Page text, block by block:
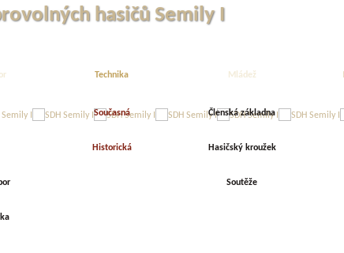
Technika
Současná
Historická
Mládež
Členská základna
Hasičský kroužek
Soutěže
hasičů Semily I